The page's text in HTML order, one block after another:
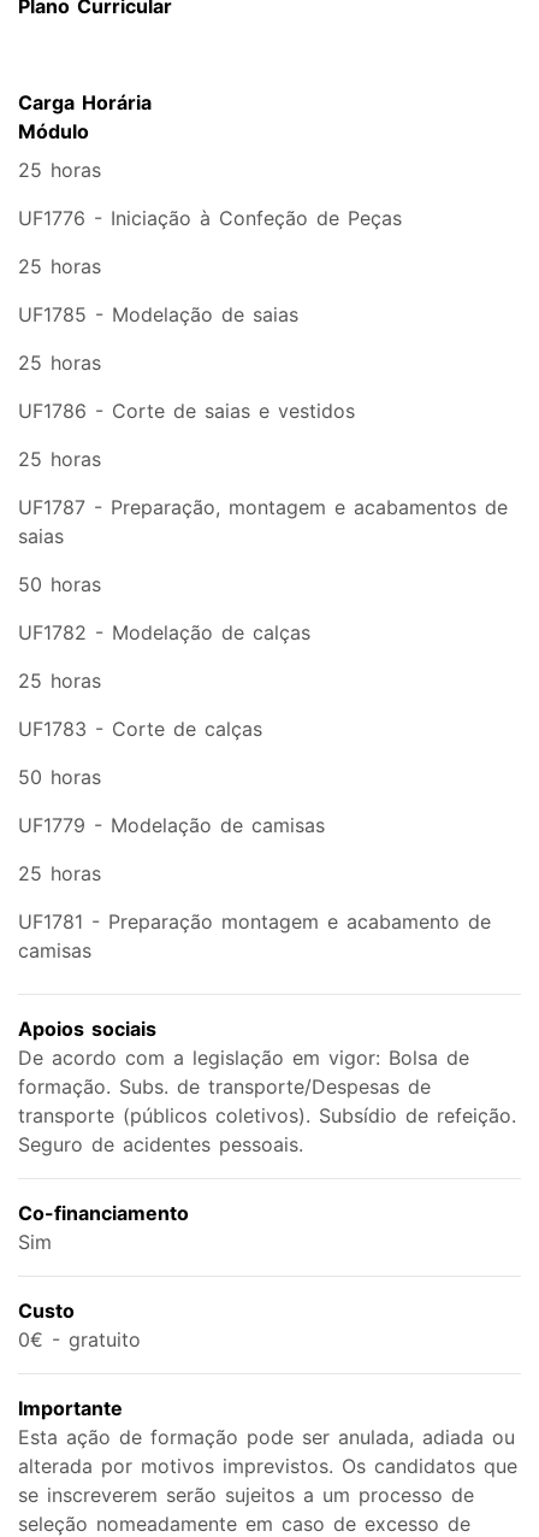
Plano Curricular
Carga Horária
Módulo
25 horas
UF1776 - Iniciação à Confeção de Peças
25 horas
UF1785 - Modelação de saias
25 horas
UF1786 - Corte de saias e vestidos
25 horas
UF1787 - Preparação, montagem e acabamentos de
saias
50 horas
UF1782 - Modelação de calças
25 horas
UF1783 - Corte de calças
50 horas
UF1779 - Modelação de camisas
25 horas
UF1781 - Preparação montagem e acabamento de
camisas
Apoios sociais
De acordo com a legislação em vigor: Bolsa de
formação. Subs. de transporte/Despesas de
transporte (públicos coletivos). Subsídio de refeição.
Seguro de acidentes pessoais.
Co-financiamento
Sim
Custo
0€ - gratuito
Importante
Esta ação de formação pode ser anulada, adiada ou
alterada por motivos imprevistos. Os candidatos que
se inscreverem serão sujeitos a um processo de
seleção nomeadamente em caso de excesso de